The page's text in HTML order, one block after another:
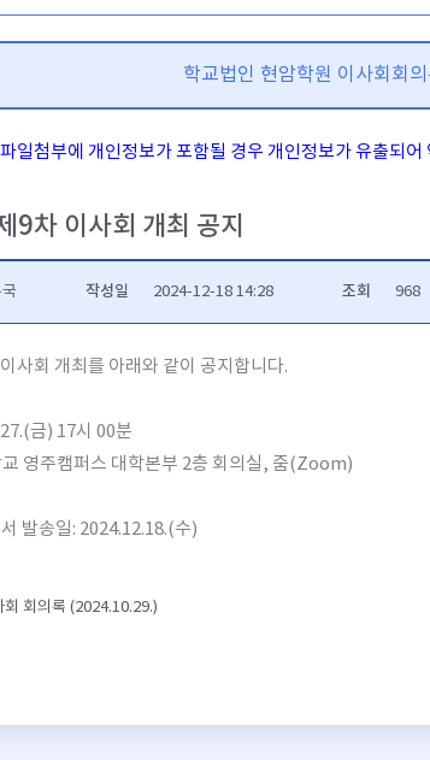
학교법인 현암학원 이사회회
일첨부에 개인정보가 포함될 경우 개인정보가 유출되
9차 이사회 개최 공지
작성일 2024-12-18 14:28 조회 968
사회 개최를 아래와 같이 공지합니다.
금) 17시 00분
교 영주캠퍼스 대학본부 2층 회의실, 줌(Zoom)
발송일: 2024.12.18.(수)
회의록 (2024.10.29.)